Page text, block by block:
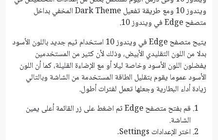
ويندوز 10 ومع طريقة تفعيل Dark Theme المخفي بداخل
متصفح Edge في ويندوز 10.
يتيح متصفح Edge في ويندوز 10 استخدام ثيم جديد باللون الأسود
بدلا من اللون التقليدي الأبيض، وذلك لأن كثير من المستخدمين
يفضلون اللون الأسود وخاصة ليلا أو مع الإضاءة القليلة، كما أن اللون
الأسود عموما يقوم بتقليل الطاقة المستخدمة من الشاشة وبالتالي
زيادة أداء البطارية وجعلها تعمل لفترات أطول.
قم بفتح متصفح Edge ثم اضغط على زر القائمة أعلى يمين
الشاشة.
اختر الإعدادات Settings.